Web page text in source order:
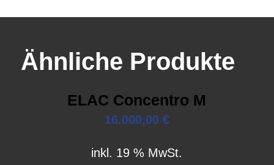
Ähnliche Produkte
ELAC Concentro M
16.000,00 €
inkl. 19 % MwSt.